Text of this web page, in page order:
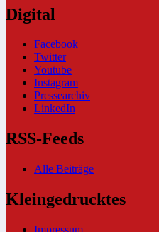
Digital
Facebook
Twitter
Youtube
Instagram
Pressearchiv
LinkedIn
RSS-Feeds
Alle Beiträge
Kleingedrucktes
Impressum